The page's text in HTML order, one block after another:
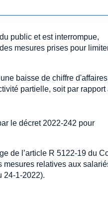
public et est interrompue,
mesures prises pour
baisse de chiffre
partielle, soit par rapport
le décret 2022-242 pour
de l’article R 5122-19 du
relatives aux
24-1-2022).